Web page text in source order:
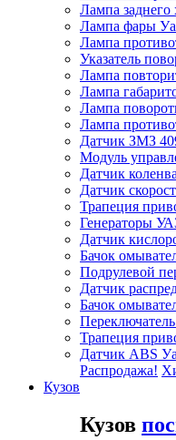
Лампа заднего
Лампа фары
Лампа
Указатель
Лампа
Лампа
Лампа
Лампа
Датчик ЗМЗ
Модуль
Датчик
Датчик
Трапеция
Генераторы
Датчик
Бачок
Подрулевой
Датчик
Бачок
Трапеция
Датчик ABS
Распродажа!
Кузов
Кузов